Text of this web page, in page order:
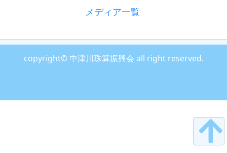
メディア一覧
copyright© 中津川珠算振興会 all right reserved.